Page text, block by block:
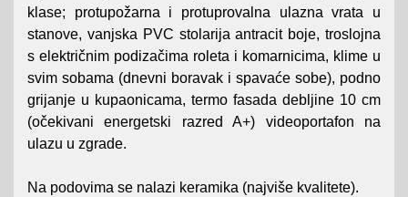
klase; protupožarna i protuprovalna ulazna vrata u
stanove, vanjska PVC stolarija antracit boje, troslojna
s električnim podizačima roleta i komarnicima, klime u
svim sobama (dnevni boravak i spavaće sobe), podno
grijanje u kupaonicama, termo fasada debljine 10 cm
(očekivani energetski razred A+) videoportafon na
ulazu u zgrade.
Na podovima se nalazi keramika (najviše kvalitete).